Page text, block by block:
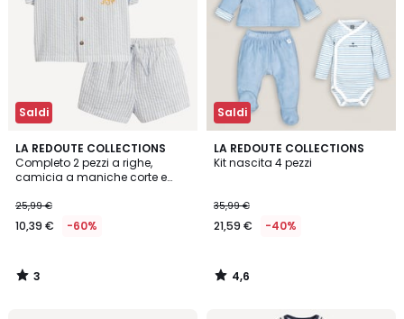
Saldi
LA REDOUTE COLLECTIONS
Completo 2 pezzi a righe,
camicia a maniche corte e
25,99 €
10,39 € -60%
3
/
5
3
/
Saldi
LA REDOUTE COLLECTIONS
Kit nascita 4 pezzi
35,99 €
21,59 € -40%
4,6
/ 5
4,6
/